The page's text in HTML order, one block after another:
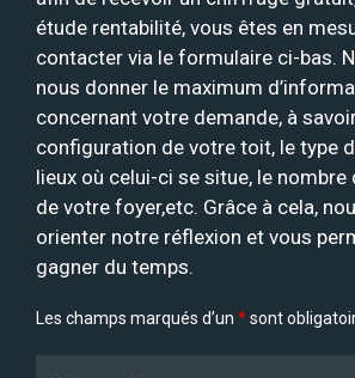
étude rentabilité, vous êtes en
contacter via le formulaire ci-bas.
nous donner le maximum
concernant votre demande, à
configuration de votre toit, le type
lieux où celui-ci se situe, le nombre
de votre foyer,etc. Grâce à cela,
orienter notre réflexion et vous
gagner du temps.
Les champs marqués d’un *sont